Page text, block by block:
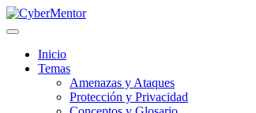
Inicio
Temas
Amenazas y Ataques
Protección y Privacidad